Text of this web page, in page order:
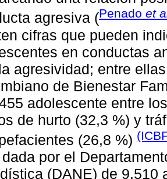
agresiva (Penado et
cifras que pueden
en conductas
agresividad; entre
de Bienestar
adolescente entre
de hurto (32,3 %) y
(26,8 %)
por el
(DANE) de 9.510